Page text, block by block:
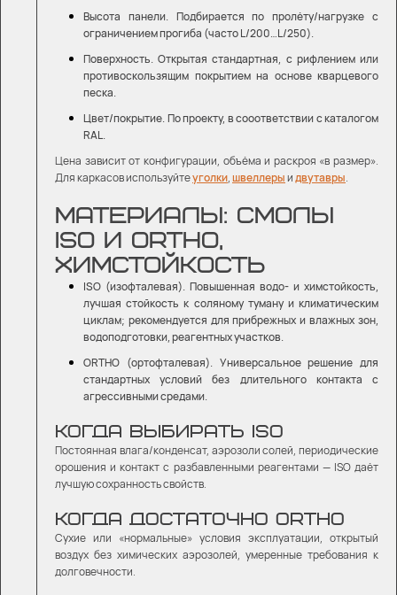
Высота панели. Подбирается по пролёту/нагрузке с
ограничением прогиба (часто L/200…L/250).
Поверхность. Открытая стандартная, с рифлением или
противоскользящим покрытием на основе кварцевого
песка.
Цвет/покрытие. По проекту, в сооответствии с каталогом
RAL.
Цена зависит от конфигурации, объёма и раскроя «в размер».
Для каркасов используйтеуголки,швеллерыидвутавры.
МАТЕРИАЛЫ: СМОЛЫ
ISO И ORTHO,
ХИМСТОЙКОСТЬ
ISO (изофталевая). Повышенная водо- и химстойкость,
лучшая стойкость к соляному туману и климатическим
циклам; рекомендуется для прибрежных и влажных зон,
водоподготовки, реагентных участков.
ORTHO (ортофталевая). Универсальное решение для
стандартных условий без длительного контакта с
агрессивными средами.
КОГДА ВЫБИРАТЬ ISO
Постоянная влага/конденсат, аэрозоли солей, периодические
орошения и контакт с разбавленными реагентами — ISO даёт
лучшую сохранность свойств.
КОГДА ДОСТАТОЧНО ORTHO
Сухие или «нормальные» условия эксплуатации, открытый
воздух без химических аэрозолей, умеренные требования к
долговечности.